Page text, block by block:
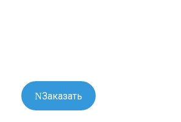
Заказать